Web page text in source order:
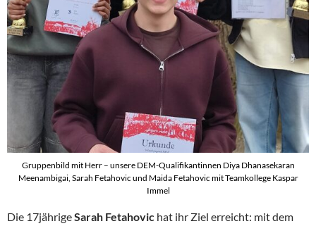
Gruppenbild mit Herr – unsere DEM-Qualifikantinnen Diya Dhanasekaran
Meenambigai, Sarah Fetahovic und Maida Fetahovic mit Teamkollege Kaspar
Immel
Die 17jährigeSarah Fetahovic hat ihr Ziel erreicht: mit dem